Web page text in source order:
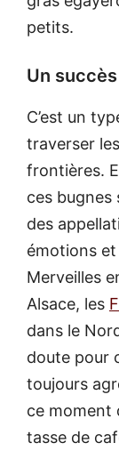
petits.
Un
C’est un
traverser
frontières.
ces bugnes
des
émotions et
Merveilles
Alsace, les
dans le
doute pour
toujours
ce moment
tasse de